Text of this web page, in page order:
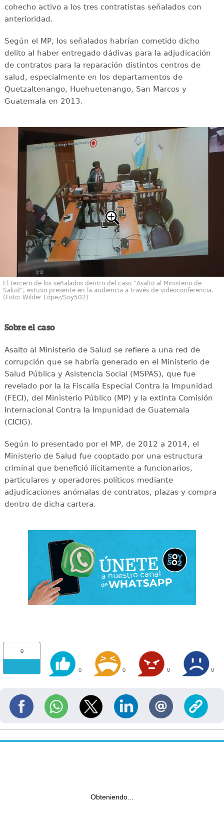
cohecho activo a los tres contratistas señalados con
anterioridad.
Según el MP, los señalados habrían cometido dicho
delito al haber entregado dádivas para la adjudicación
de contratos para la reparación distintos centros de
salud, especialmente en los departamentos de
Quetzaltenango, Huehuetenango, San Marcos y
Guatemala en 2013.
El tercero de los señalados dentro del caso "Asalto al Ministerio de
Salud", estuvo presente en la audiencia a través de videoconferencia.
(Foto: Wilder López/Soy502)
Sobre el caso
Asalto al Ministerio de Salud se refiere a una red de
corrupción que se habría generado en el Ministerio de
Salud Pública y Asistencia Social (MSPAS), que fue
revelado por la la Fiscalía Especial Contra la Impunidad
(FECI), del Ministerio Público (MP) y la extinta Comisión
Internacional Contra la Impunidad de Guatemala
(CICIG).
Según lo presentado por el MP, de 2012 a 2014, el
Ministerio de Salud fue cooptado por una estructura
criminal que benefició ilícitamente a funcionarios,
particulares y operadores políticos mediante
adjudicaciones anómalas de contratos, plazas y compra
dentro de dicha cartera.
0
0 0 0 0
Obteniendo...